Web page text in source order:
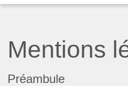
Mentions
Préambule